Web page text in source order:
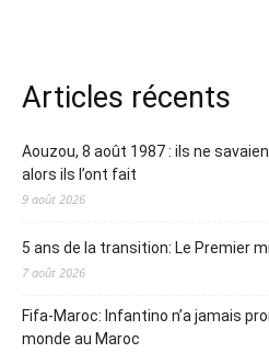
Articles récents
Aouzou, 8 août 1987 : ils ne
alors ils l’ont fait
9 août 2026
5 ans de la transition: Le Premier
7 août 2026
Fifa-Maroc: Infantino n’a jamais
monde au Maroc